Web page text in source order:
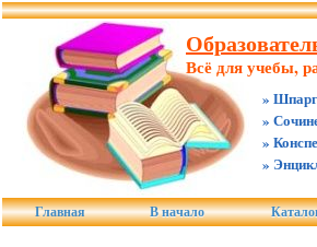
Всё для учебы,
»
»
»
»
Главная В начало